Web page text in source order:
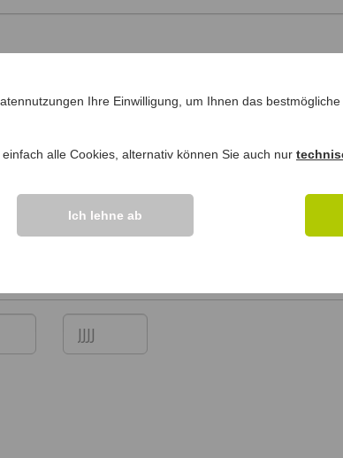
Ihre Einwilligung, um Ihnen das
alle Cookies, alternativ können Sie auch nur
Ich lehne ab